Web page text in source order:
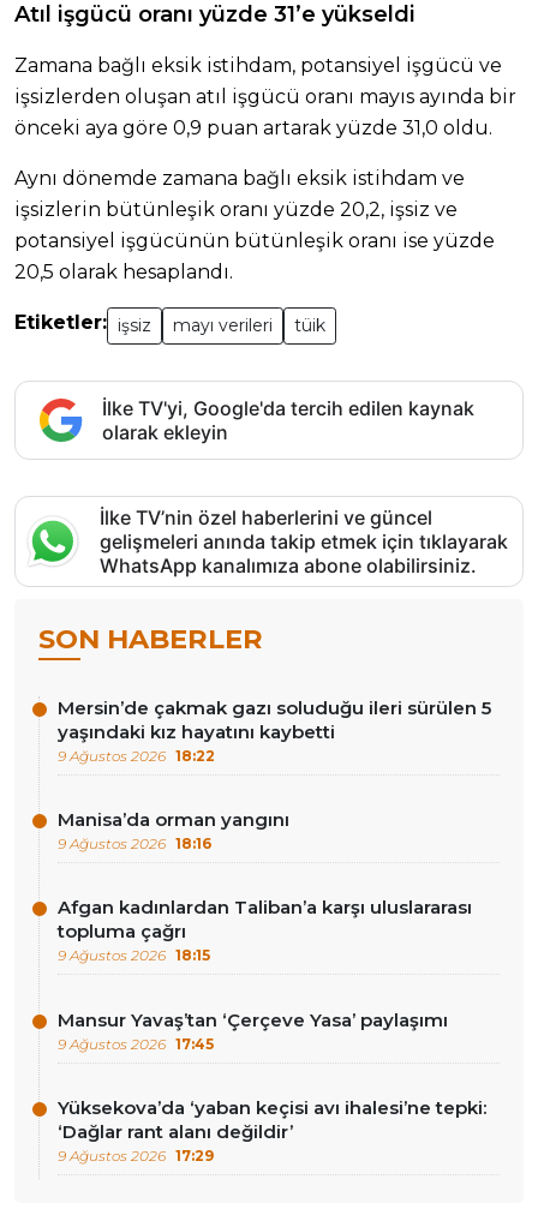
Atıl işgücü oranı yüzde 31’e yükseldi
Zamana bağlı eksik istihdam, potansiyel işgücü ve
işsizlerden oluşan atıl işgücü oranı mayıs ayında bir
önceki aya göre 0,9 puan artarak yüzde 31,0 oldu.
Aynı dönemde zamana bağlı eksik istihdam ve
işsizlerin bütünleşik oranı yüzde 20,2, işsiz ve
potansiyel işgücünün bütünleşik oranı ise yüzde
20,5 olarak hesaplandı.
Etiketler: işsiz mayı verileri tüik
İlke TV'yi, Google'da tercih edilen kaynak
olarak ekleyin
İlke TV’nin özel haberlerini ve güncel
gelişmeleri anında takip etmek için tıklayarak
WhatsApp kanalımıza abone olabilirsiniz.
SON HABERLER
Mersin’de çakmak gazı soluduğu ileri sürülen 5
yaşındaki kız hayatını kaybetti
9 Ağustos 2026 18:22
Manisa’da orman yangını
9 Ağustos 2026 18:16
Afgan kadınlardan Taliban’a karşı uluslararası
topluma çağrı
9 Ağustos 2026 18:15
Mansur Yavaş’tan ‘Çerçeve Yasa’ paylaşımı
9 Ağustos 2026 17:45
Yüksekova’da ‘yaban keçisi avı ihalesi’ne tepki:
‘Dağlar rant alanı değildir’
9 Ağustos 2026 17:29